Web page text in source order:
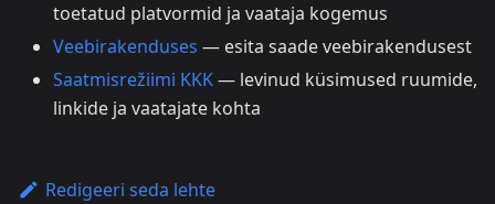
toetatud platvormid ja vaataja kogemus
Veebirakenduses — esita saade veebirakendusest
Saatmisrežiimi KKK— levinud küsimused ruumide,
linkide ja vaatajate kohta
Redigeeri seda lehte